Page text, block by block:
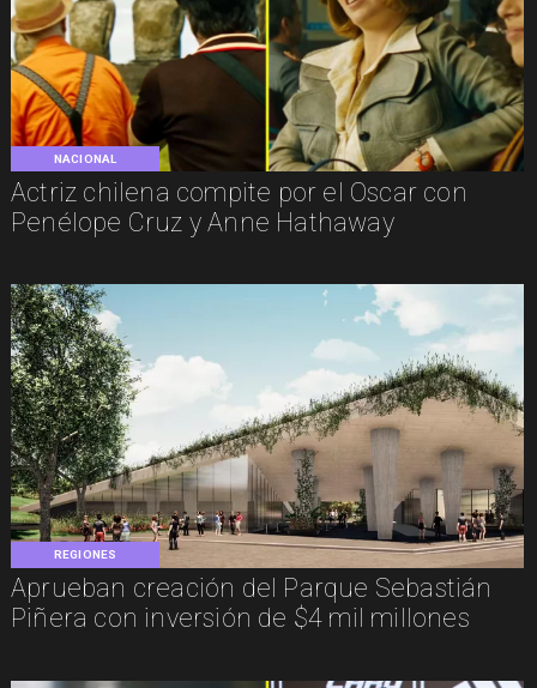
NACIONAL
Actriz chilena compite por el Oscar con
Penélope Cruz y Anne Hathaway
REGIONES
Aprueban creación del Parque Sebastián
Piñera con inversión de $4 mil millones